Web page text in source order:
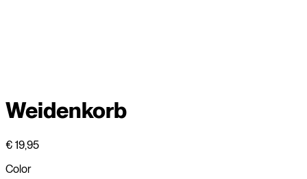
Weidenkorb
€ 19,95
Color